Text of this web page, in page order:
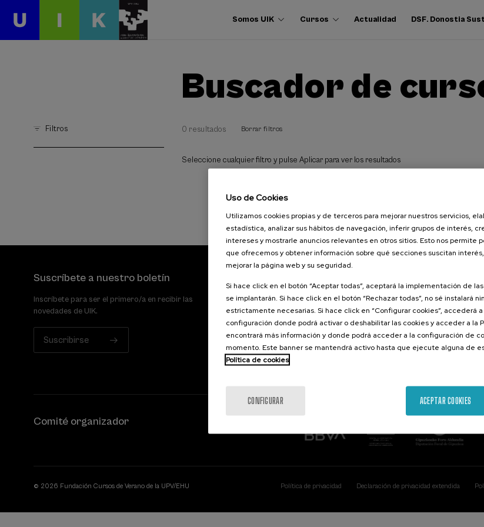
Somos UIK Cursos Actualidad DSF. Donostia
Buscador de
Filtros 0 resultados Borrar filtros
Seleccione cualquier filtro y pulse Aplicar para ver los resultados
Suscríbete a nuestro boletín
Inscríbete para ser el primero/a en recibir las
novedades de UIK.
Suscribirse
Palacio Miramar
Paseo de Miraconcha, 48
20007 Donostia / San Sebastián
Gipuzkoa, Spain
Contacta con nosotros
Comité organizador
© 2026 Fundación Cursos de Verano de la UPV/EHU Política de privacidad Declaración de privacidad extendida
Uso de Cookies
Utilizamos cookies propias y de terceros para mejorar nuestros servicios,
estadística, analizar sus hábitos de navegación, inferir grupos de interés,
intereses y mostrarle anuncios relevantes en otros sitios. Esto nos permite
que ofrecemos y obtener información sobre qué secciones suscitan
mejorar la página web y su seguridad.
Si hace click en el botón “Aceptar todas”, aceptará la implementación de
se implantarán. Si hace click en el botón “Rechazar todas”, no sé instalará
estrictamente necesarias. Si hace click en “Configurar cookies”, accederá
configuración donde podrá activar o deshabilitar las cookies y acceder a la
encontrará más información y donde podrá acceder a la configuración de
momento. Este banner se mantendrá activo hasta que ejecute alguna de
Política de cookies
CONFIGURAR ACEPTAR COOKIES